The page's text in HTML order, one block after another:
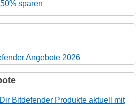
sparen
Bitdefender Produkte aktuell mit